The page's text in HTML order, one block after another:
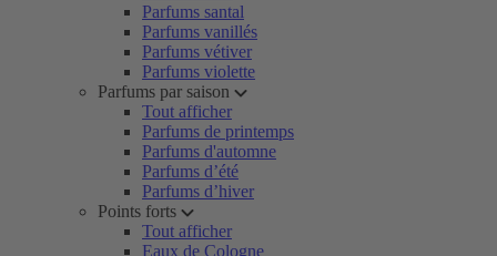
Parfums santal
Parfums vanillés
Parfums vétiver
Parfums violette
Parfums par saison
Tout afficher
Parfums de printemps
Parfums d'automne
Parfums d’été
Parfums d’hiver
Points forts
Tout afficher
Eaux de Cologne